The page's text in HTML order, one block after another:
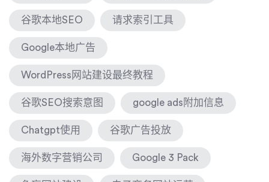
谷歌本地SEO 请求索引工具
Google本地广告
WordPress网站建设最终教程
谷歌SEO搜索意图 google ads附加信息
Chatgpt使用 谷歌广告投放
海外数字营销公司 Google 3 Pack